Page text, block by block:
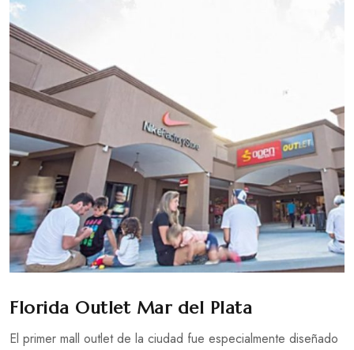
Florida Outlet Mar del Plata
El primer mall outlet de la ciudad fue especialmente diseñado